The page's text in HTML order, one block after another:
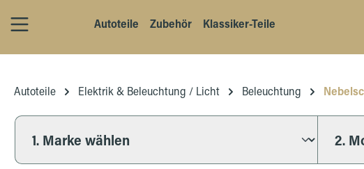
Autoteile
Zubehör Klassiker-Teile
Autoteile Elektrik & Beleuchtung / Licht Beleuchtung